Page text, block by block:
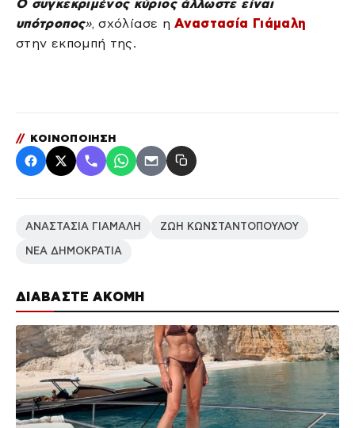
ΔΙΑΒΑΣΤΕ ΑΚΟΜΗ
Ο συγκεκριμένος κύριος άλλωστε είναι
υπότροπος», σχόλίασε ηΑναστασία Γιάμαλη
στην εκπομπή της.
// ΚΟΙΝΟΠΟΙΗΣΗ
ΑΝΑΣΤΑΣΙΑ ΓΙΑΜΑΛΗ ΖΩΗ ΚΩΝΣΤΑΝΤΟΠΟΥΛΟΥ
ΝΕΑ ΔΗΜΟΚΡΑΤΙΑ